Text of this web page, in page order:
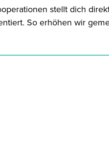
stellt dich
So erhöhen wir